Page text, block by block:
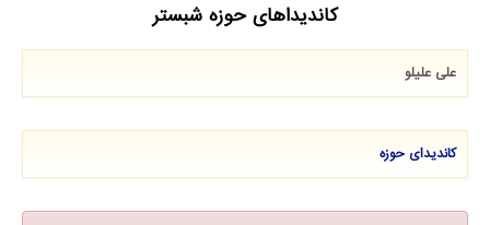
کاندیداهای حوزه شبستر
علی علیلو
کاندیدای حوزه